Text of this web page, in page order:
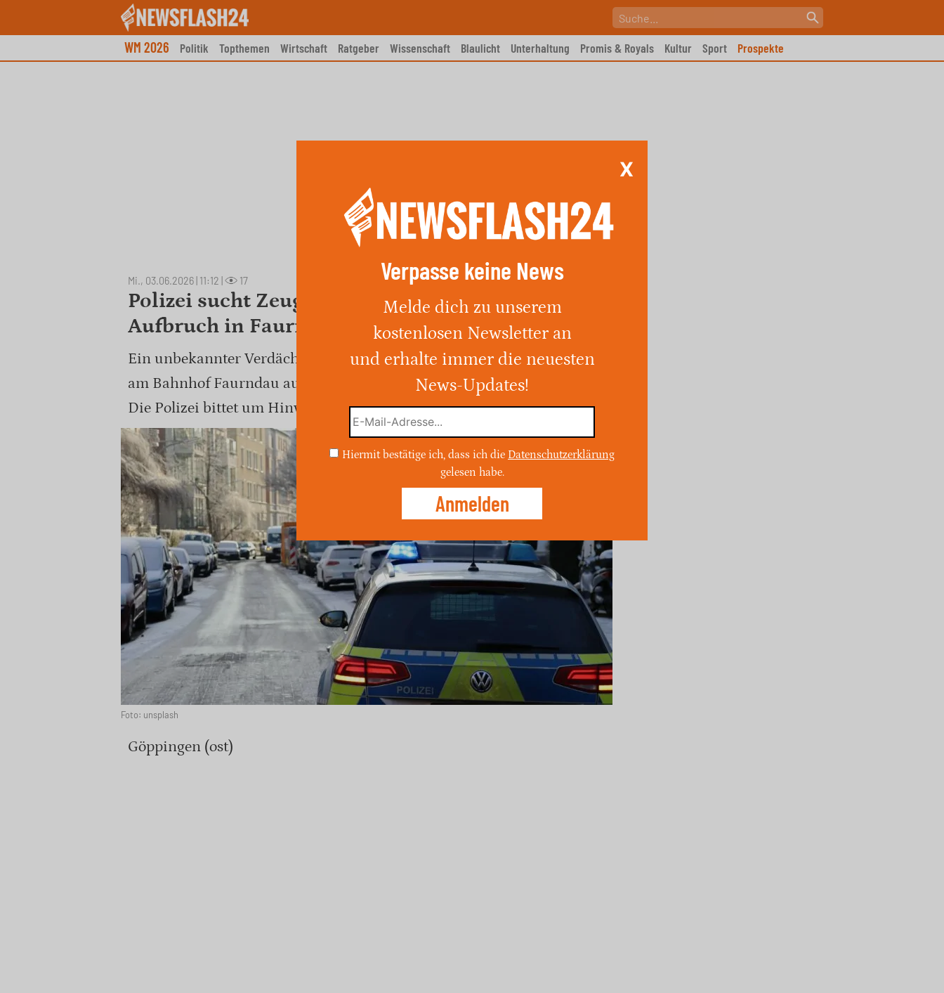
WM 2026 Politik Topthemen Wirtschaft Ratgeber Wissenschaft Blaulicht Unterhaltung Promis & Royals Kultur Sport Prospekte
Mi., 03.06.2026 | 11:12 17
Polizei sucht Zeugen: Fahrausweisautomaten-
Aufbruch in Faurndau
Ein unbekannter Verdächtiger versuchte am Dienstag, die Automaten
am Bahnhof Faurndau aufzubrechen, wurde jedoch nicht erfolgreich.
Die Polizei bittet um Hinweise.
Foto: unsplash
Göppingen (ost)
X
Verpasse keine News
Melde dich zu unserem
kostenlosen Newsletter an
und erhalte immer die neuesten
News-Updates!
Hiermit bestätige ich, dass ich die Datenschutzerklärung
gelesen habe.